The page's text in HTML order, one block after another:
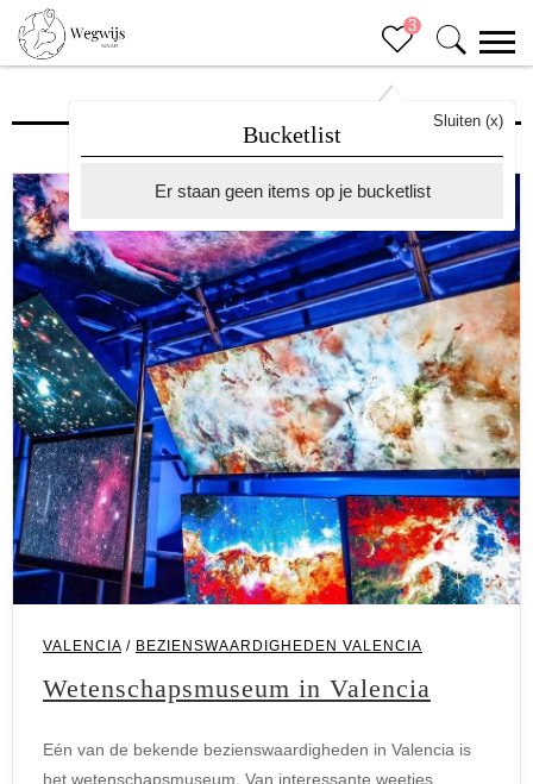
3
Bucketlist
Sluiten (x)
Er staan geen items op je bucketlist
Bezienswaardigheden Valencia
VALENCIA / BEZIENSWAARDIGHEDEN VALENCIA
Wetenschapsmuseum in Valencia
Eén van de bekende bezienswaardigheden in Valencia is
het wetenschapsmuseum. Van interessante weetjes,